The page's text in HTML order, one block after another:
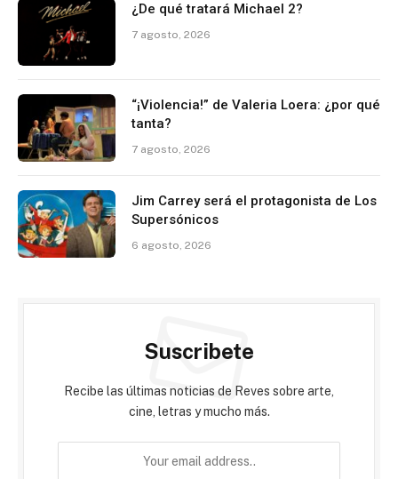
¿De qué tratará Michael 2?
7 agosto, 2026
“¡Violencia!” de Valeria Loera: ¿por qué
tanta?
7 agosto, 2026
Jim Carrey será el protagonista de Los
Supersónicos
6 agosto, 2026
Suscribete
Recibe las últimas noticias de Reves sobre arte,
cine, letras y mucho más.